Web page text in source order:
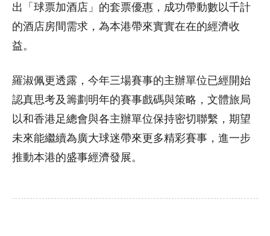
出「球票加酒店」的套票優惠，成功帶動數以千計
的酒店房間需求，為本港帶來實實在在的經濟收
益。
羅淑佩更透露，今年三場賽事的主辦單位已經開始
認真思考及籌劃明年的賽事戲碼與策略，文體旅局
以和香港足總會與各主辦單位保持密切聯繫，期望
未來能繼續為廣大球迷帶來更多精彩賽事，進一步
推動本港的盛事經濟發展。